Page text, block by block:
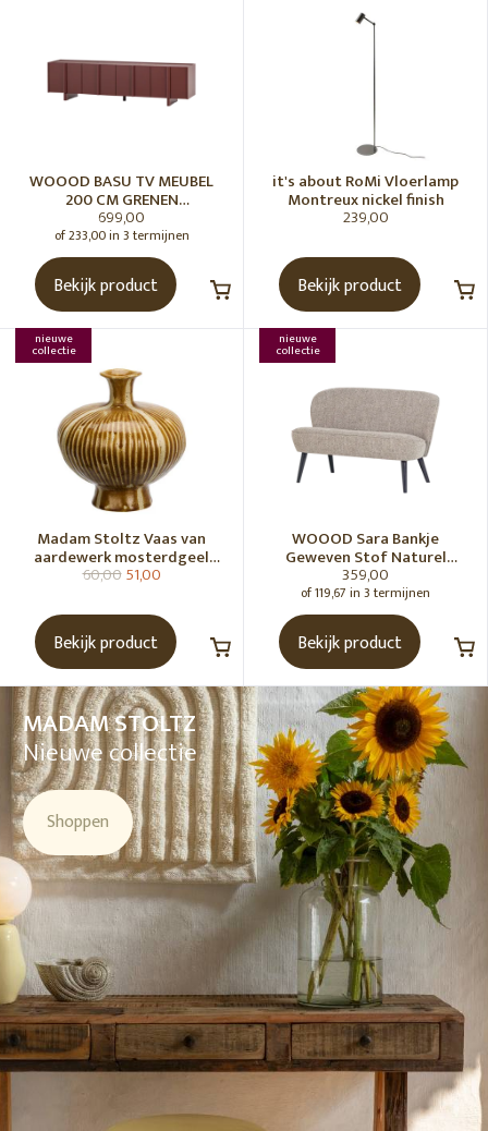
WOOOD BASU TV MEUBEL
200 CM GRENEN
BORDEAUXROOD [fsc]
699,00
of 233,00 in 3 termijnen
Bekijk product
it's about RoMi Vloerlamp
Montreux nickel finish
239,00
Bekijk product
nieuwe
collectie
Madam Stoltz Vaas van
aardewerk mosterdgeel
naturel
60,0051,00
Bekijk product
nieuwe
collectie
WOOOD Sara Bankje
Geweven Stof Naturel
Melange [Fsc]
359,00
of 119,67 in 3 termijnen
Bekijk product
MADAM STOLTZ
Nieuwe collectie
Shoppen